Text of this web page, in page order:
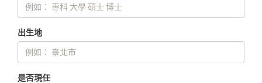
出生地
是否現任